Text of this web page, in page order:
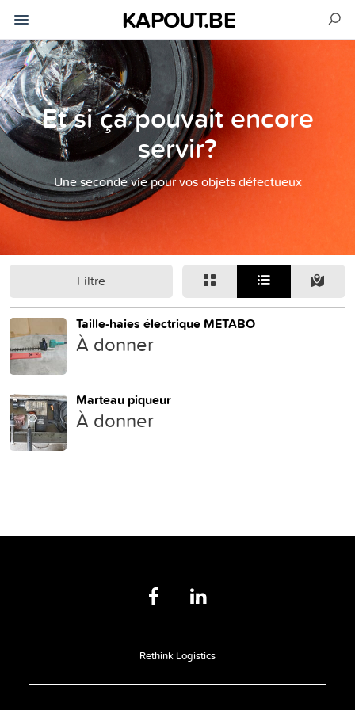
KAPOUT.BE
Et si ça pouvait encore
servir?
Une seconde vie pour vos objets défectueux
Filtre
Taille-haies électrique METABO
À donner
Marteau piqueur
À donner
Rethink Logistics